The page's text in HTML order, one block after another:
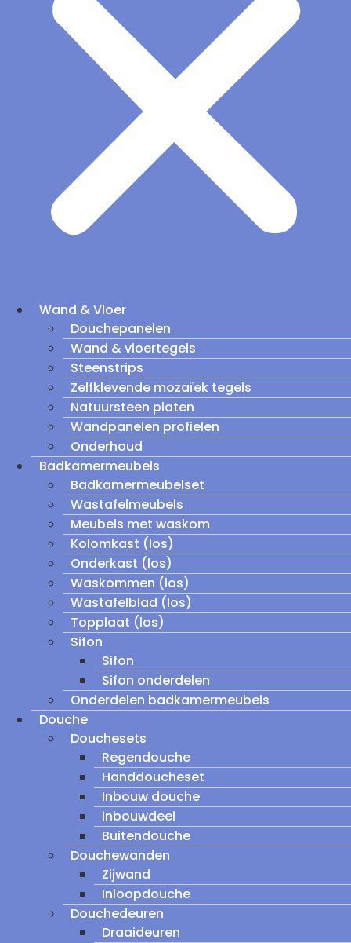
Wand & Vloer
Douchepanelen
Wand & vloertegels
Steenstrips
Zelfklevende mozaïek tegels
Natuursteen platen
Wandpanelen profielen
Onderhoud
Badkamermeubels
Badkamermeubelset
Wastafelmeubels
Meubels met waskom
Kolomkast (los)
Onderkast (los)
Waskommen (los)
Wastafelblad (los)
Topplaat (los)
Sifon
Sifon
Sifon onderdelen
Onderdelen badkamermeubels
Douche
Douchesets
Regendouche
Handdoucheset
Inbouw douche
inbouwdeel
Buitendouche
Douchewanden
Zijwand
Inloopdouche
Douchedeuren
Draaideuren